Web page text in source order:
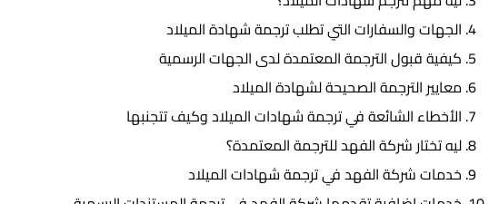
الجهات والسفارات التي تطلب ترجمة شهادة الميلاد
كيفية قبول الترجمة المعتمدة لدى الجهات الرسمية
معايير الترجمة الصحيحة لشهادة الميلاد
الأخطاء الشائعة في ترجمة شهادات الميلاد وكيف تتجنبها
ليه تختار شركة الفهد للترجمة المعتمدة؟
خدمات شركة الفهد في ترجمة شهادات الميلاد